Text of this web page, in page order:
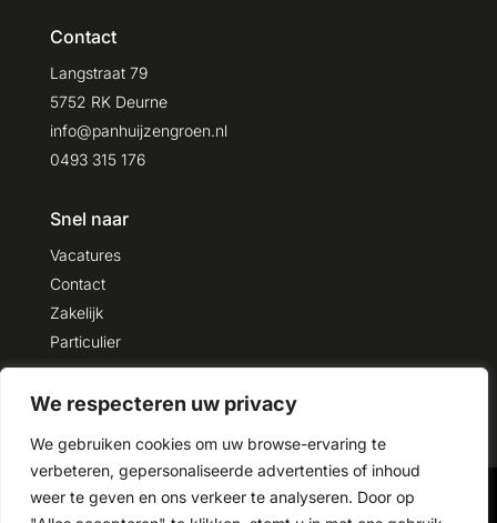
We respecteren uw privacy
We gebruiken cookies om uw browse-ervaring te
verbeteren, gepersonaliseerde advertenties of inhoud
weer te geven en ons verkeer te analyseren. Door op
Contact
Langstraat 79
5752 RK Deurne
info@panhuijzengroen.nl
0493 315 176
Snel naar
Vacatures
Contact
Zakelijk
Particulier
© 2026 Panhuijzen Groen